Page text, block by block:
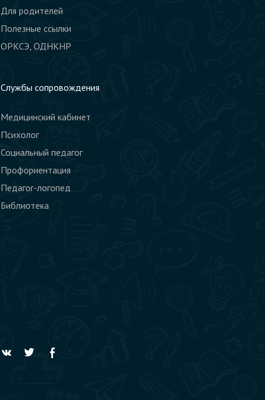
Для родителей
Полезные ссылки
ОРКСЭ, ОДНКНР
Службы сопровождения
Медицинский кабинет
Психолог
Социальный педагог
Профориентация
Педагог-логопед
Библиотека